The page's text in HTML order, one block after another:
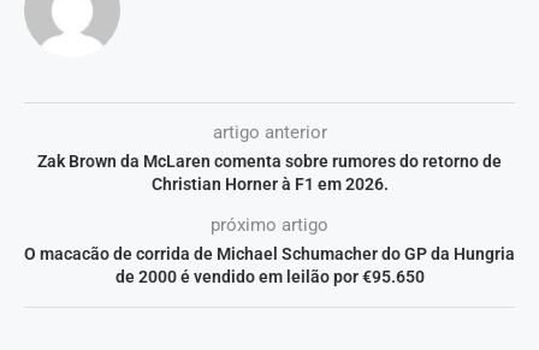
artigo anterior
Zak Brown da McLaren comenta sobre rumores do retorno de
Christian Horner à F1 em 2026.
próximo artigo
O macacão de corrida de Michael Schumacher do GP da Hungria
de 2000 é vendido em leilão por €95.650